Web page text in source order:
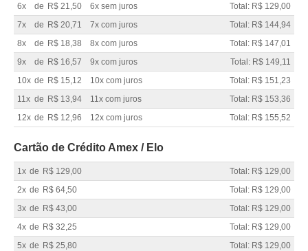
6x
de R$ 21,50 6x sem juros
Total: R$ 129,00
7x
de R$ 20,71 7x com juros
Total: R$ 144,94
8x
de R$ 18,38 8x com juros
Total: R$ 147,01
9x
de R$ 16,57 9x com juros
Total: R$ 149,11
10x de R$ 15,12 10x com juros
Total: R$ 151,23
11x de R$ 13,94 11x com juros
Total: R$ 153,36
12x de R$ 12,96 12x com juros Total: R$ 155,52
Cartão de Crédito Amex / Elo
1x de R$ 129,00
Total: R$ 129,00
2x de R$ 64,50
Total: R$ 129,00
3x de R$ 43,00
Total: R$ 129,00
4x de R$ 32,25
Total: R$ 129,00
5x de R$ 25,80
Total: R$ 129,00